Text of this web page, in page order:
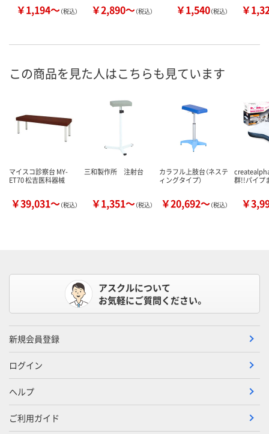
￥1,194～（税込） ￥2,890～（税込） ￥1,540（税込） ￥
この商品を見た人はこちらも見ています
マイスコ診察台 MY-
ET70 松吉医科器械
￥39,031～（税込）
三和製作所 注射台
￥1,351～（税込）
カラフル上肢台（ネステ
ィングタイプ）
￥20,692～（税込）
群!!パイプ
￥
アスクルについて
お気軽にご質問ください。
新規会員登録
ログイン
ヘルプ
ご利用ガイド